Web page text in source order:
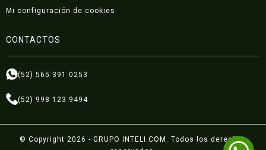
Mi configuración de cookies
CONTACTOS
(52) 565 391 0253
(52) 998 123 9494
© Copyright 2026 - GRUPO INTELI.COM. Todos los derechos